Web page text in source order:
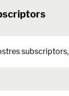
subscriptors,